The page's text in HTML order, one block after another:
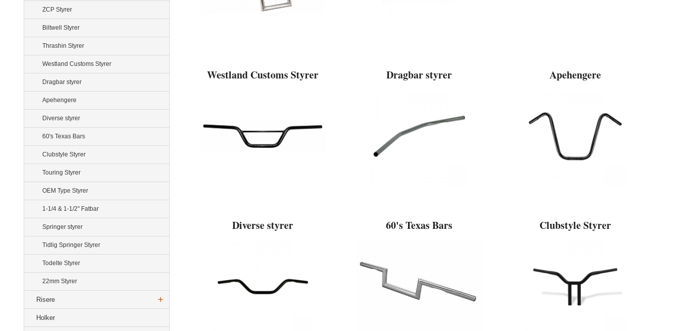
ZCP Styrer
Biltwell Styrer
Thrashin Styrer
Westland Customs Styrer
Dragbar styrer
Apehengere
Diverse styrer
60's Texas Bars
Clubstyle Styrer
Touring Styrer
OEM Type Styrer
1-1/4 & 1-1/2" Fatbar
Springer styrer
Tidlig Springer Styrer
Todelte Styrer
22mm Styrer
Risere
Holker
Westland Customs Styrer Dragbar styrer Apehengere
Diverse styrer 60's Texas Bars Clubstyle Styrer